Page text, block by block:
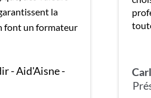
la
font un formateur
- Aid'Aisne -